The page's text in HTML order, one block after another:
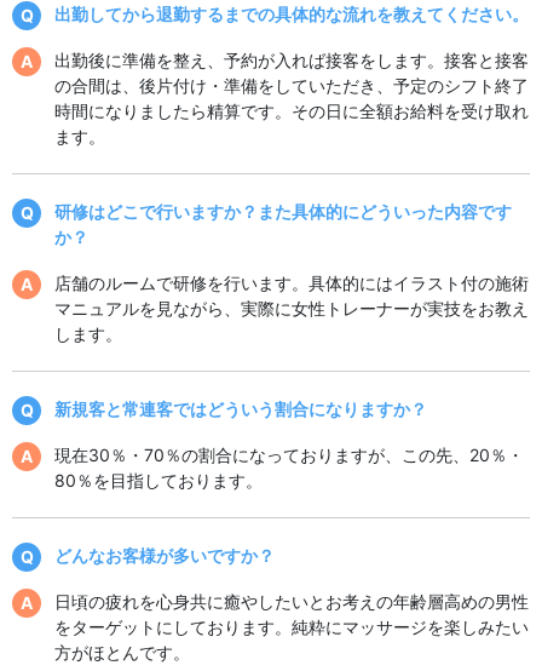
出勤してから退勤するまでの具体的な流れを教えてください。
出勤後に準備を整え、予約が入れば接客をします。接客と接客
の合間は、後片付け・準備をしていただき、予定のシフト終了
時間になりましたら精算です。その日に全額お給料を受け取れ
ます。
研修はどこで行いますか？また具体的にどういった内容です
か？
店舗のルームで研修を行います。具体的にはイラスト付の施術
マニュアルを見ながら、実際に女性トレーナーが実技をお教え
します。
新規客と常連客ではどういう割合になりますか？
現在30％・70％の割合になっておりますが、この先、20％・
80％を目指しております。
どんなお客様が多いですか？
日頃の疲れを心身共に癒やしたいとお考えの年齢層高めの男性
をターゲットにしております。純粋にマッサージを楽しみたい
方がほとんです。